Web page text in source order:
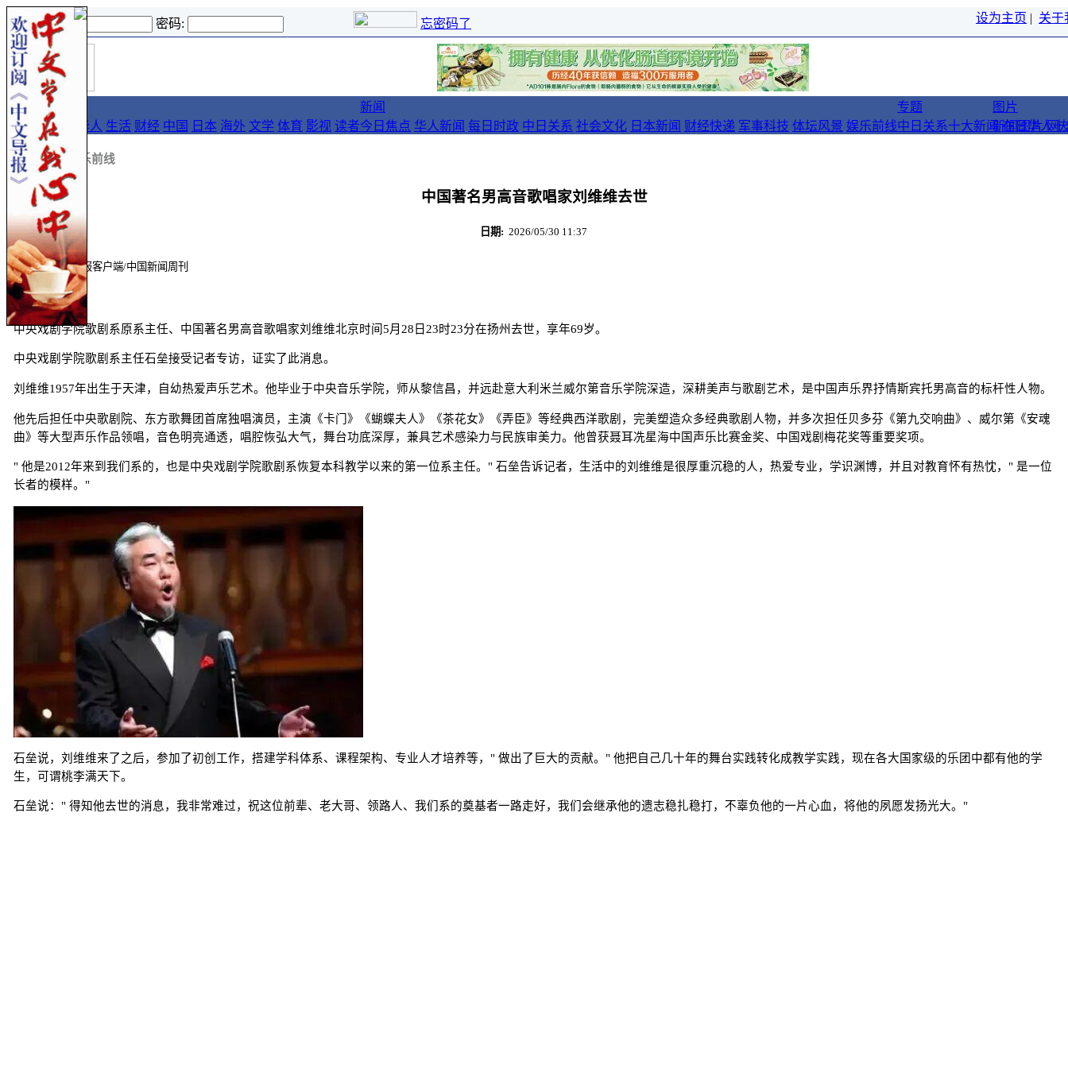
登录名: 密码: 忘密码了 设为主页 | 关于
首
页
导报
要闻 论坛 华人 生活 财经 中国 日本 海外 文学 体育 影视 读者
新闻
今日焦点 华人新闻 每日时政 中日关系 社会文化 日本新闻 财经快递 军事科技 体坛风景 娱乐前线
专题
中日关系十大新闻 在日华人
图片
新闻图片 网
::新闻:: 娱乐前线
中国著名男高音歌唱家刘维维去世
日期: 2026/05/30 11:37
来源: 北京日报客户端/中国新闻周刊
中央戏剧学院歌剧系原系主任、中国著名男高音歌唱家刘维维北京时间5月28日23时23分在扬州去世，享年69岁。
中央戏剧学院歌剧系主任石垒接受记者专访，证实了此消息。
刘维维1957年出生于天津，自幼热爱声乐艺术。他毕业于中央音乐学院，师从黎信昌，并远赴意大利米兰威尔第音乐学院深造，深耕美声与歌剧艺术，是中国声乐界抒情斯宾托男高音的标杆性人物。
他先后担任中央歌剧院、东方歌舞团首席独唱演员，主演《卡门》《蝴蝶夫人》《茶花女》《弄臣》等经典西洋歌剧，完美塑造众多经典歌剧人物，并多次担任贝多芬《第九交响曲》、威尔第《安魂
曲》等大型声乐作品领唱，音色明亮通透，唱腔恢弘大气，舞台功底深厚，兼具艺术感染力与民族审美力。他曾获聂耳冼星海中国声乐比赛金奖、中国戏剧梅花奖等重要奖项。
" 他是2012年来到我们系的，也是中央戏剧学院歌剧系恢复本科教学以来的第一位系主任。" 石垒告诉记者，生活中的刘维维是很厚重沉稳的人，热爱专业，学识渊博，并且对教育怀有热忱，" 是一位
长者的模样。"
石垒说，刘维维来了之后，参加了初创工作，搭建学科体系、课程架构、专业人才培养等，" 做出了巨大的贡献。" 他把自己几十年的舞台实践转化成教学实践，现在各大国家级的乐团中都有他的学
生，可谓桃李满天下。
石垒说：" 得知他去世的消息，我非常难过，祝这位前辈、老大哥、领路人、我们系的奠基者一路走好，我们会继承他的遗志稳扎稳打，不辜负他的一片心血，将他的夙愿发扬光大。"